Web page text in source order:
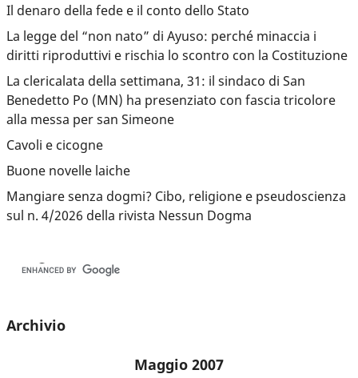
Il denaro della fede e il conto dello Stato
La legge del “non nato” di Ayuso: perché minaccia i
diritti riproduttivi e rischia lo scontro con la Costituzione
La clericalata della settimana, 31: il sindaco di San
Benedetto Po (MN) ha presenziato con fascia tricolore
alla messa per san Simeone
Cavoli e cicogne
Buone novelle laiche
Mangiare senza dogmi? Cibo, religione e pseudoscienza
sul n. 4/2026 della rivista Nessun Dogma
Archivio
Maggio 2007